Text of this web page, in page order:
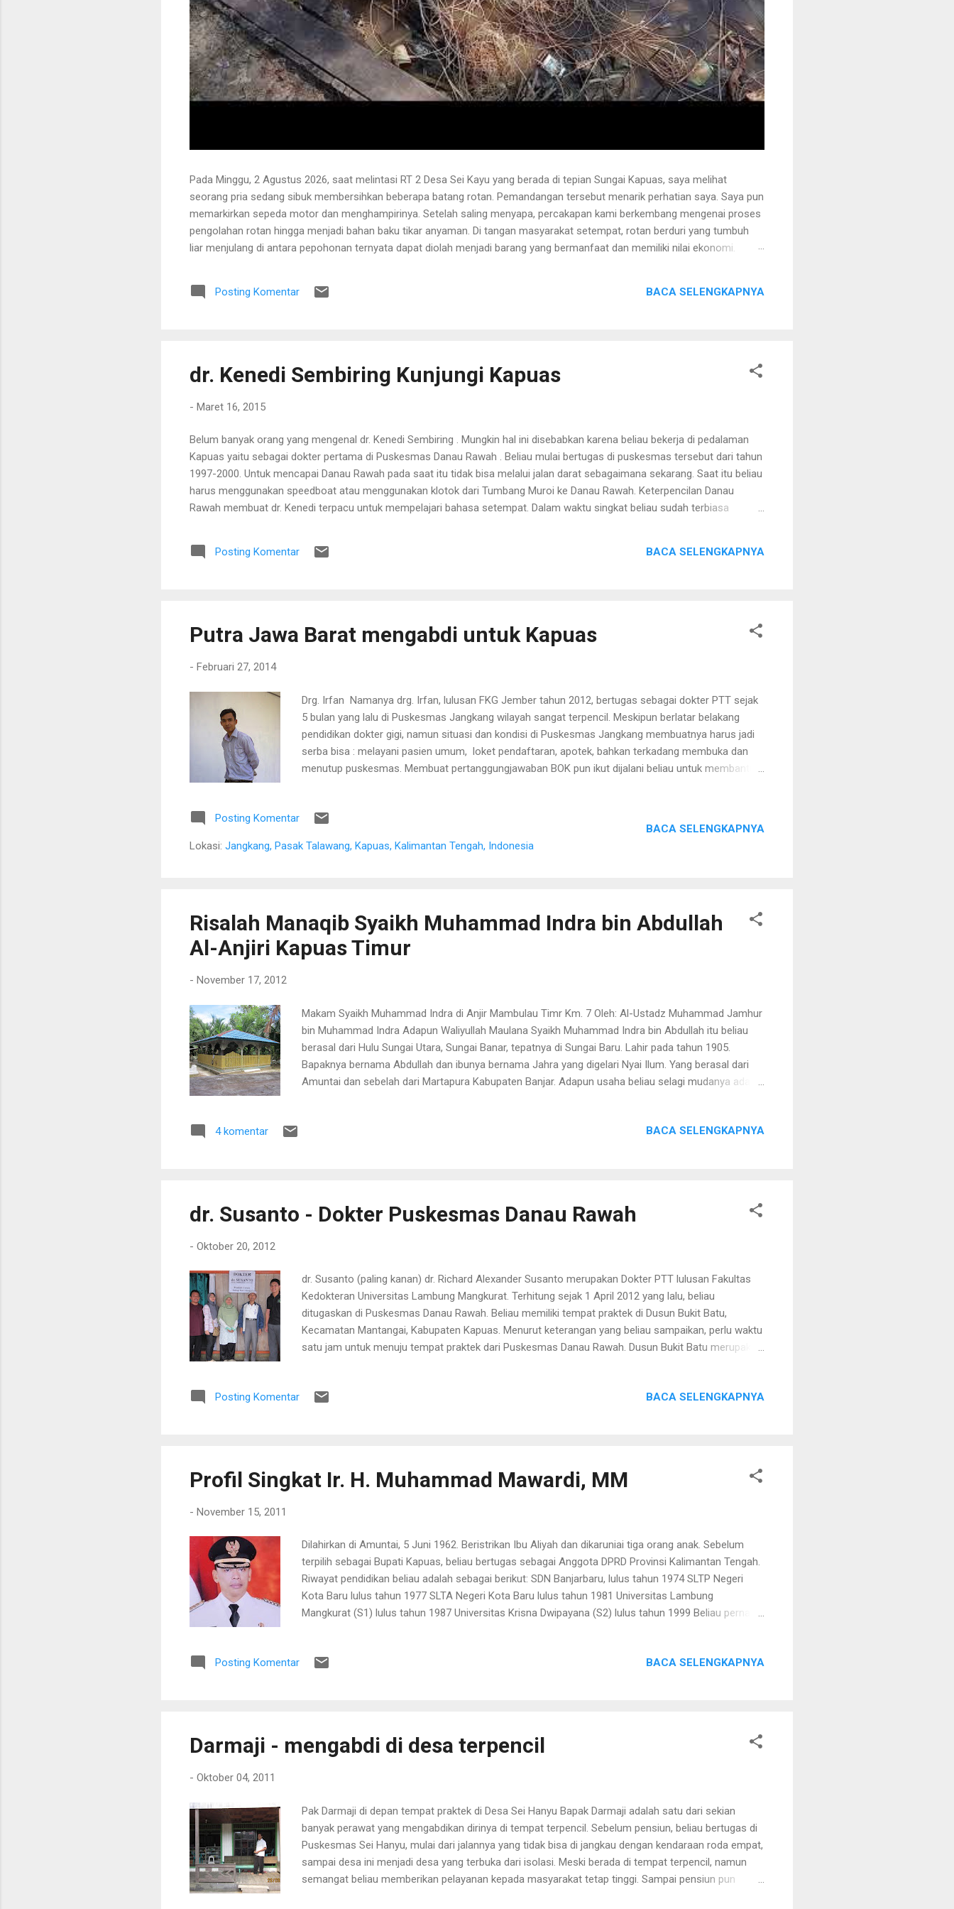
Pada Minggu, 2 Agustus 2026, saat melintasi RT 2 Desa Sei Kayu yang berada di tepian Sungai Kapuas, saya melihat
seorang pria sedang sibuk membersihkan beberapa batang rotan. Pemandangan tersebut menarik perhatian saya. Saya pun
memarkirkan sepeda motor dan menghampirinya. Setelah saling menyapa, percakapan kami berkembang mengenai proses
pengolahan rotan hingga menjadi bahan baku tikar anyaman. Di tangan masyarakat setempat, rotan berduri yang tumbuh
liar menjulang di antara pepohonan ternyata dapat diolah menjadi barang yang bermanfaat dan memiliki nilai ekonomi.
Tanaman itu diperkirakan telah berusia sekitar sepuluh tahun. Rotan dikenal memiliki banyak duri sehingga tidak mudah
untuk ditarik dan dipanen. Menurutnya, sebelum menarik rotan, duri-duri pada bagian batang yang akan dipegang harus
Posting Komentar BACA SELENGKAPNYA
dr. Kenedi Sembiring Kunjungi Kapuas
- Maret 16, 2015
Belum banyak orang yang mengenal dr. Kenedi Sembiring . Mungkin hal ini disebabkan karena beliau bekerja di pedalaman
Kapuas yaitu sebagai dokter pertama di Puskesmas Danau Rawah . Beliau mulai bertugas di puskesmas tersebut dari tahun
1997-2000. Untuk mencapai Danau Rawah pada saat itu tidak bisa melalui jalan darat sebagaimana sekarang. Saat itu beliau
harus menggunakan speedboat atau menggunakan klotok dari Tumbang Muroi ke Danau Rawah. Keterpencilan Danau
Rawah membuat dr. Kenedi terpacu untuk mempelajari bahasa setempat. Dalam waktu singkat beliau sudah terbiasa
adalah bahasa Dayak. Semangat beliau untuk menolong pasien ditunjukkan dengan kesungguhan beliau menangani pasien.
Beliau pernah naik klotok dari Danau Rawah ke Mantangai mendampingi pasien untuk dirujuk ke Kuala Kapuas. Keterpencilan
Posting Komentar BACA SELENGKAPNYA
Putra Jawa Barat mengabdi untuk Kapuas
- Februari 27, 2014
Drg. Irfan Namanya drg. Irfan, lulusan FKG Jember tahun 2012, bertugas sebagai dokter PTT sejak
5 bulan yang lalu di Puskesmas Jangkang wilayah sangat terpencil. Meskipun berlatar belakang
pendidikan dokter gigi, namun situasi dan kondisi di Puskesmas Jangkang membuatnya harus jadi
serba bisa : melayani pasien umum, loket pendaftaran, apotek, bahkan terkadang membuka dan
menutup puskesmas. Membuat pertanggungjawaban BOK pun ikut dijalani beliau untuk membantu
bertugas di puskesmas. Pimpinan Puskesmas sangat sayang dengan pak dokter gigi ini, karena
banyak membantu pelayanan dan urusan administrasi manajemen puskesmas. Puskesmas
Jangkang, Kecamatan Pasak Talawang, Kabupaten Kapuas Bersama kepala puskesmas, mereka
Posting Komentar
Lokasi: Jangkang, Pasak Talawang, Kapuas, Kalimantan Tengah, Indonesia
BACA SELENGKAPNYA
Risalah Manaqib Syaikh Muhammad Indra bin Abdullah
Al-Anjiri Kapuas Timur
- November 17, 2012
Makam Syaikh Muhammad Indra di Anjir Mambulau Timr Km. 7 Oleh: Al-Ustadz Muhammad Jamhur
bin Muhammad Indra Adapun Waliyullah Maulana Syaikh Muhammad Indra bin Abdullah itu beliau
berasal dari Hulu Sungai Utara, Sungai Banar, tepatnya di Sungai Baru. Lahir pada tahun 1905.
Bapaknya bernama Abdullah dan ibunya bernama Jahra yang digelari Nyai Ilum. Yang berasal dari
Amuntai dan sebelah dari Martapura Kabupaten Banjar. Adapun usaha beliau selagi mudanya adalah
menuntut ilmu agama di Amuntai dengan Syaikh Maulana Ahmad bin Abdul Qadir selama 29 tahun.
4 komentar BACA SELENGKAPNYA
dr. Susanto - Dokter Puskesmas Danau Rawah
- Oktober 20, 2012
dr. Susanto (paling kanan) dr. Richard Alexander Susanto merupakan Dokter PTT lulusan Fakultas
Kedokteran Universitas Lambung Mangkurat. Terhitung sejak 1 April 2012 yang lalu, beliau
ditugaskan di Puskesmas Danau Rawah. Beliau memiliki tempat praktek di Dusun Bukit Batu,
Kecamatan Mantangai, Kabupaten Kapuas. Menurut keterangan yang beliau sampaikan, perlu waktu
satu jam untuk menuju tempat praktek dari Puskesmas Danau Rawah. Dusun Bukit Batu merupakan
Muroi seperti dari Desa Pantar Kabali.
Posting Komentar BACA SELENGKAPNYA
Profil Singkat Ir. H. Muhammad Mawardi, MM
- November 15, 2011
Dilahirkan di Amuntai, 5 Juni 1962. Beristrikan Ibu Aliyah dan dikaruniai tiga orang anak. Sebelum
terpilih sebagai Bupati Kapuas, beliau bertugas sebagai Anggota DPRD Provinsi Kalimantan Tengah.
Riwayat pendidikan beliau adalah sebagai berikut: SDN Banjarbaru, lulus tahun 1974 SLTP Negeri
Kota Baru lulus tahun 1977 SLTA Negeri Kota Baru lulus tahun 1981 Universitas Lambung
Mangkurat (S1) lulus tahun 1987 Universitas Krisna Dwipayana (S2) lulus tahun 1999 Beliau pernah
Keuangan PT. Batang Garing (1998-2000) Komisaris PT. Batang Garing (2000-2007) Ketua Komisi D
Posting Komentar BACA SELENGKAPNYA
Darmaji - mengabdi di desa terpencil
- Oktober 04, 2011
Pak Darmaji di depan tempat praktek di Desa Sei Hanyu Bapak Darmaji adalah satu dari sekian
banyak perawat yang mengabdikan dirinya di tempat terpencil. Sebelum pensiun, beliau bertugas di
Puskesmas Sei Hanyu, mulai dari jalannya yang tidak bisa di jangkau dengan kendaraan roda empat,
sampai desa ini menjadi desa yang terbuka dari isolasi. Meski berada di tempat terpencil, namun
semangat beliau memberikan pelayanan kepada masyarakat tetap tinggi. Sampai pensiun pun